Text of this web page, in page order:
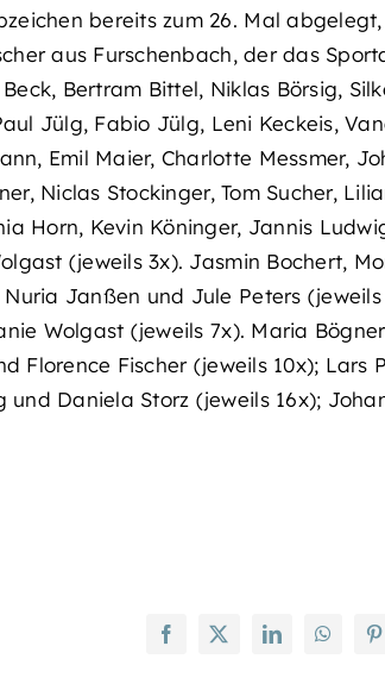
bereits zum 26. Mal
aus Furschenbach, der das
Bertram Bittel, Niklas Börsig,
Jülg, Fabio Jülg, Leni Keckeis,
Emil Maier, Charlotte Messmer,
Niclas Stockinger, Tom Sucher,
Horn, Kevin Köninger, Jannis
(jeweils 3x). Jasmin Bochert,
Janßen und Jule Peters (jeweils
Wolgast (jeweils 7x). Maria
Florence Fischer (jeweils 10x); Lars
Daniela Storz (jeweils 16x);